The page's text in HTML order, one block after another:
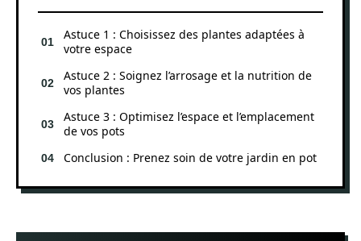
Astuce 1 : Choisissez des plantes adaptées à
votre espace
Astuce 2 : Soignez l’arrosage et la nutrition de
vos plantes
Astuce 3 : Optimisez l’espace et l’emplacement
de vos pots
Conclusion : Prenez soin de votre jardin en pot